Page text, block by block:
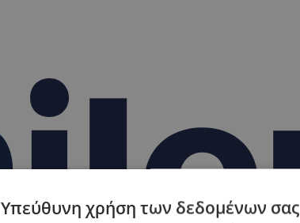
Υπεύθυνη χρήση των δεδομένων σας